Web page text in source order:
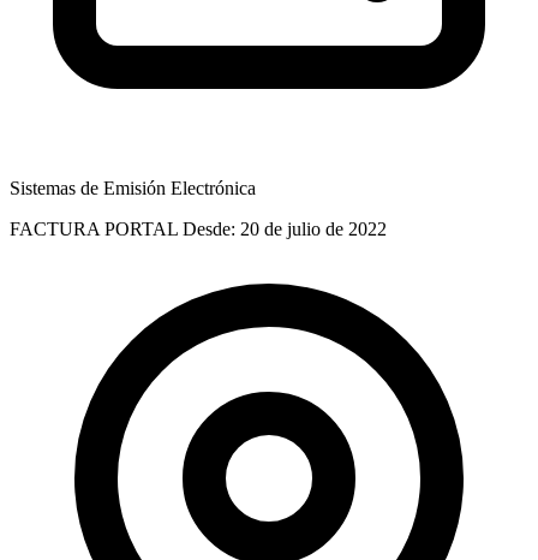
Sistemas de Emisión Electrónica
FACTURA PORTAL Desde: 20 de julio de 2022